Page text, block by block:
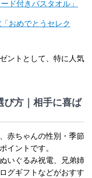
ド付きバスタオル」
おめでとうセレク
ントとして、特に人気
び方｜相手に喜ば
赤ちゃんの性別・季節
イントです。
いぐるみ祝電、兄弟姉
グギフトなどがおすす